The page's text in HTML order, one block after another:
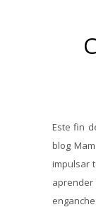
Este fin
blog
impulsar
aprender